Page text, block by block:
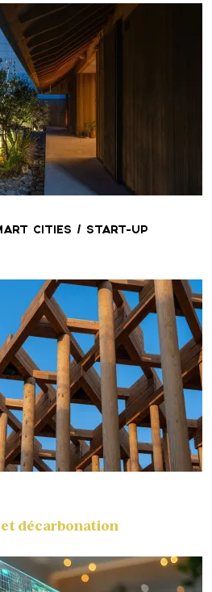
CITIES / START-UP
décarbonation